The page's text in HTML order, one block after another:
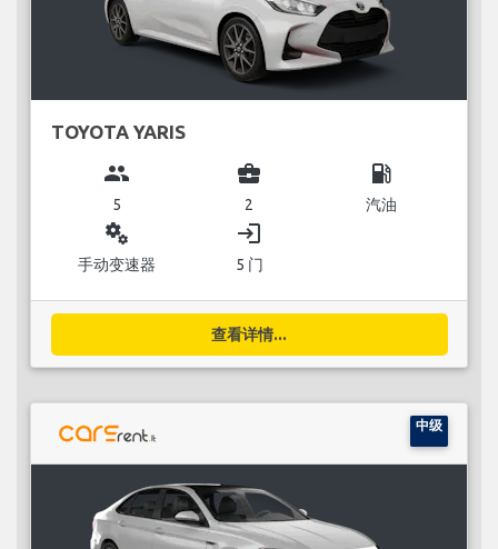
TOYOTA YARIS
group
5
business_center
2
local_gas_station
汽油
miscellaneous_services
手动变速器
login
5 门
查看详情...
中级